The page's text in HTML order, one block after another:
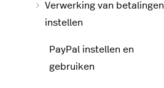
Verwerking van betalingen
instellen
PayPal instellen en
gebruiken